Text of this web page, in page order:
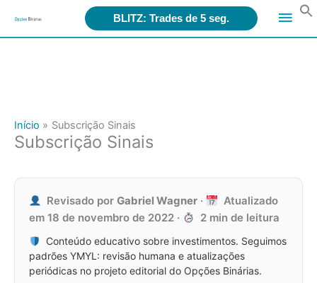
for: BLITZ: Trades de 5 seg.
Início Subscrição Sinais
Subscrição Sinais
Revisado porGabriel Wagner ·
Atualizado
em 18 de novembro de 2022 · 2 min de leitura
Conteúdo educativo sobre investimentos. Seguimos
padrões YMYL: revisão humana e atualizações
periódicas no projeto editorial do Opções Binárias.